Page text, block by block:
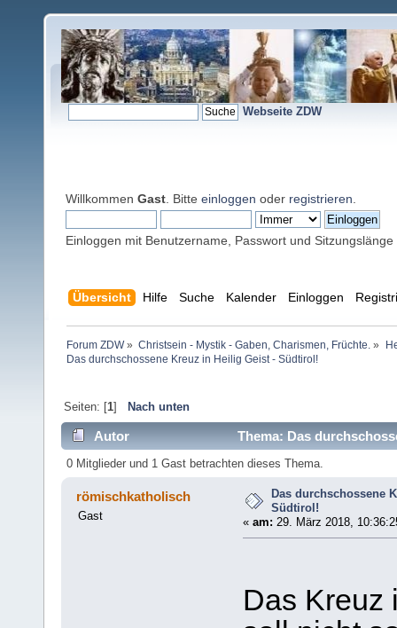
Webseite ZDW
Willkommen Gast . Bitte einloggen oder registrieren
Einloggen mit Benutzername, Passwort und Sitzungslänge
Übersicht Hilfe Suche Kalender Einloggen
Forum ZDW» Christsein - Mystik - Gaben, Charismen, Früchte. »
Das durchschossene Kreuz in Heilig Geist - Südtirol!
Seiten: [1] Nach unten
Autor Thema: Das
0 Mitglieder und 1 Gast betrachten dieses Thema.
römischkatholisch
Gast
Das durchschossene
Südtirol!
« am: 29. März 2018,
Das Kreuz